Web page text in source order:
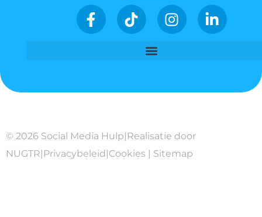
© 2026 Social Media Hulp| Realisatie door
NUGTR| Privacybeleid |Cookies | Sitemap